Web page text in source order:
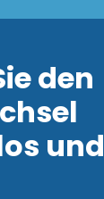
den
und